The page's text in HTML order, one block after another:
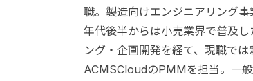
職。製造向けエンジニアリング
年代後半からは小売業界で普及
ング・企画開発を経て、現職で
ACMSCloudのPMMを担当。一